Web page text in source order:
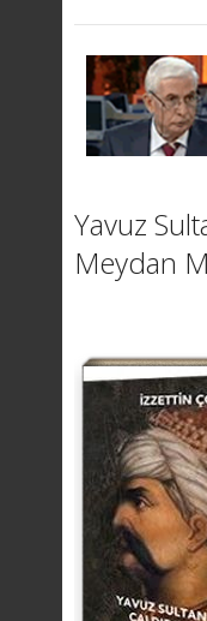
Yavuz
Meydan